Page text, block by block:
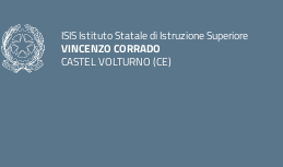
ISIS Istituto Statale di Istruzione Superiore
VINCENZO CORRADO
CASTEL VOLTURNO (CE)